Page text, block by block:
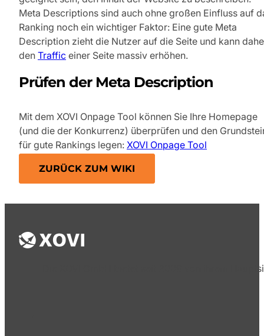
Meta Descriptions sind auch ohne großen Einfluss auf
Ranking noch ein wichtiger Faktor: Eine gute Meta
Description zieht die Nutzer auf die Seite und kann
den Traffic einer Seite massiv erhöhen.
Prüfen der Meta Description
Mit dem XOVI Onpage Tool können Sie Ihre Homepage
(und die der Konkurrenz) überprüfen und den
für gute Rankings legen: XOVI Onpage Tool
ZURÜCK ZUM WIKI
Die XOVI GmbH bietet seit 2009 von ihrem